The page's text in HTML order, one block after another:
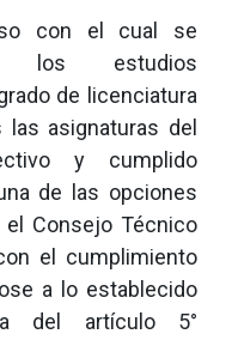
con el cual se
los estudios
de licenciatura
asignaturas del
y cumplido
de las opciones
Consejo Técnico
el cumplimiento
a lo establecido
del artículo 5°